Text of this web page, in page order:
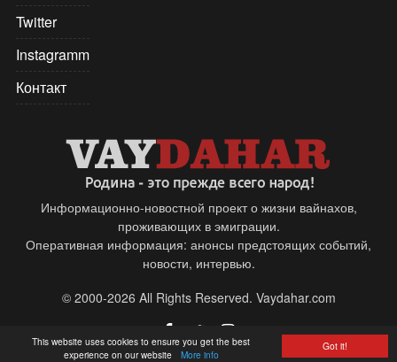
Got it!
This website uses cookies to ensure you get the best
experience on our website
More info
Twitter
Instagramm
Контакт
Информационно-новостной проект о жизни вайнахов,
проживающих в эмиграции.
Оперативная информация: анонсы предстоящих событий,
новости, интервью.
© 2000-2026 All Rights Reserved. Vaydahar.com